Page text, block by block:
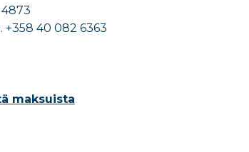
40 082 6363
maksuista